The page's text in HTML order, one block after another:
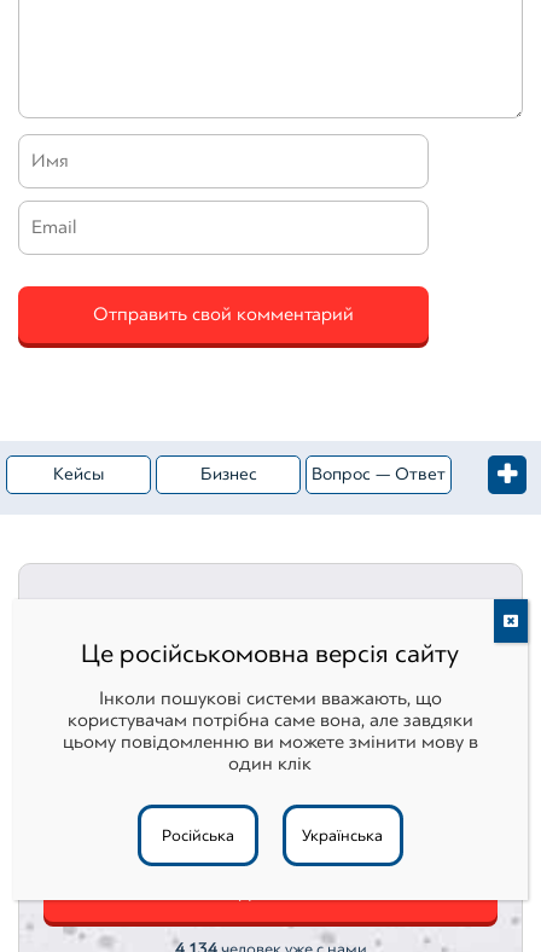
Кейсы Бизнес Вопрос — Ответ
Коммерческая недвижимость Оценка активов
Ценные бумаги Активы
Нематериальные активы Вебинары
Земельные участки
Автотранспортные средства
Интеллектуальная собственность Оценка акций
ЧИТАТЕЛЕМ
Получать новые статьи до публикации их на
сайте
Це російськомовна версія сайту
Інколи пошукові системи вважають, що
користувачам потрібна саме вона, але завдяки
цьому повідомленню ви можете змінити мову в
один клік
Російська Українська